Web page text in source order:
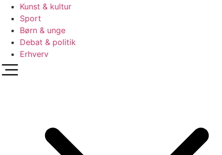
Kunst & kultur
Sport
Børn & unge
Debat & politik
Erhverv